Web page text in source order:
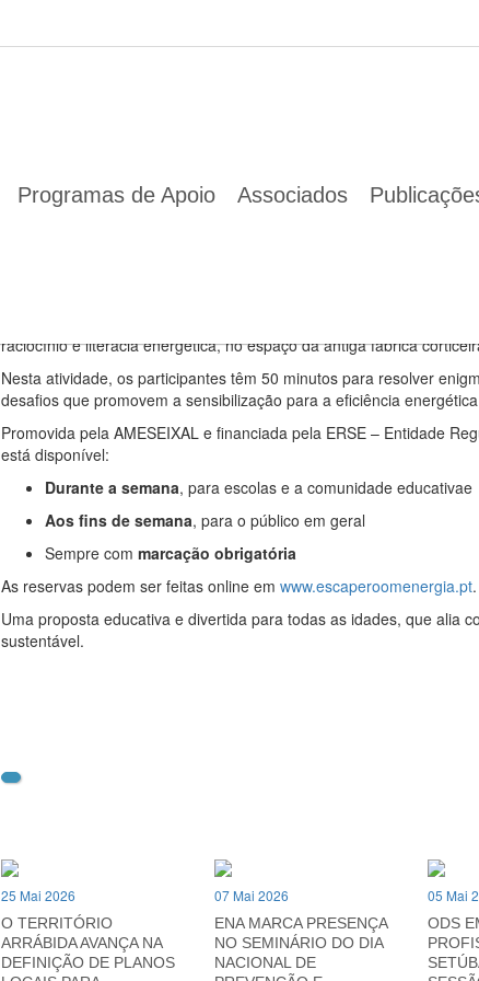
Programas de Apoio Associados
raciocínio e literacia energética, no espaço da antiga fábrica
Nesta atividade, os participantes têm 50 minutos para resolver
desafios que promovem a sensibilização para a eficiência
Promovida pela AMESEIXAL e financiada pela ERSE – Entidade
está disponível:
Durante a semana, para escolas e a comunidade educativae
Aos fins de semana, para o público em geral
Sempre com marcação obrigatória
As reservas podem ser feitas online em www.escaperoomenergia.pt.
Uma proposta educativa e divertida para todas as idades, que alia
sustentável.
25 Mai 2026
O TERRITÓRIO
ARRÁBIDA AVANÇA NA
DEFINIÇÃO DE PLANOS
07 Mai 2026
ENA MARCA PRESENÇA
NO SEMINÁRIO DO DIA
NACIONAL DE
05 Mai
ODS